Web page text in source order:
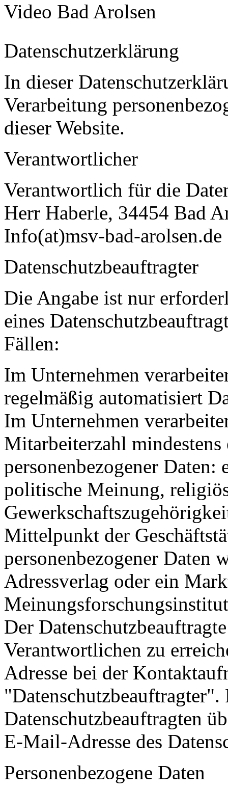
Video Bad Arolsen
Datenschutzerklärung
In dieser
Verarbeitung
dieser Website.
Verantwortlicher
Verantwortlich für die
Herr Haberle, 34454 Bad
Info(at)msv-bad-arolsen.de
Datenschutzbeauftragter
Die Angabe ist nur
eines
Fällen:
Im Unternehmen
regelmäßig automatisiert
Im Unternehmen
Mitarbeiterzahl
personenbezogener Daten:
politische Meinung,
Mittelpunkt der
personenbezogener Daten
Adressverlag oder ein
Der
Verantwortlichen zu
Adresse bei der
Datenschutzbeauftragten
E-Mail-Adresse des
Personenbezogene Daten